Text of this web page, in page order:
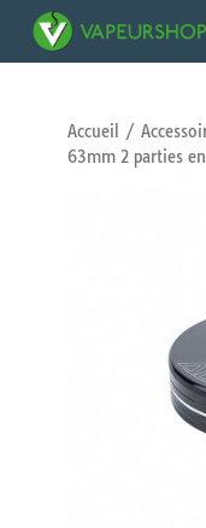
Accueil /
63mm 2 parties